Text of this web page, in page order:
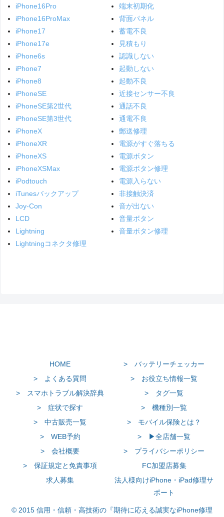
iPhone16Pro
iPhone16ProMax
iPhone17
iPhone17e
iPhone6s
iPhone7
iPhone8
iPhoneSE
iPhoneSE第2世代
iPhoneSE第3世代
iPhoneX
iPhoneXR
iPhoneXS
iPhoneXSMax
iPodtouch
iTunesバックアップ
Joy-Con
LCD
Lightning
Lightningコネクタ修理
端末初期化
背面パネル
蓄電不良
見積もり
認識しない
起動しない
起動不良
近接センサー不良
通話不良
通電不良
郵送修理
電源がすぐ落ちる
電源ボタン
電源ボタン修理
電源入らない
非接触決済
音が出ない
音量ボタン
音量ボタン修理
HOME
> バッテリーチェッカー
> よくある質問
> お役立ち情報一覧
> スマホトラブル解決辞典
> タグ一覧
> 症状で探す
> 機種別一覧
> 中古販売一覧
> モバイル保険とは？
> WEB予約
> ▶全店舗一覧
> 会社概要
> プライバシーポリシー
> 保証規定と免責事項
FC加盟店募集
求人募集
法人様向けiPhone・iPad修理サ
ポート
© 2015 信用・信頼・高技術の『期待に応える誠実なiPhone修理